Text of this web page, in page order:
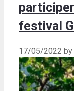
festival
17/05/2022 by